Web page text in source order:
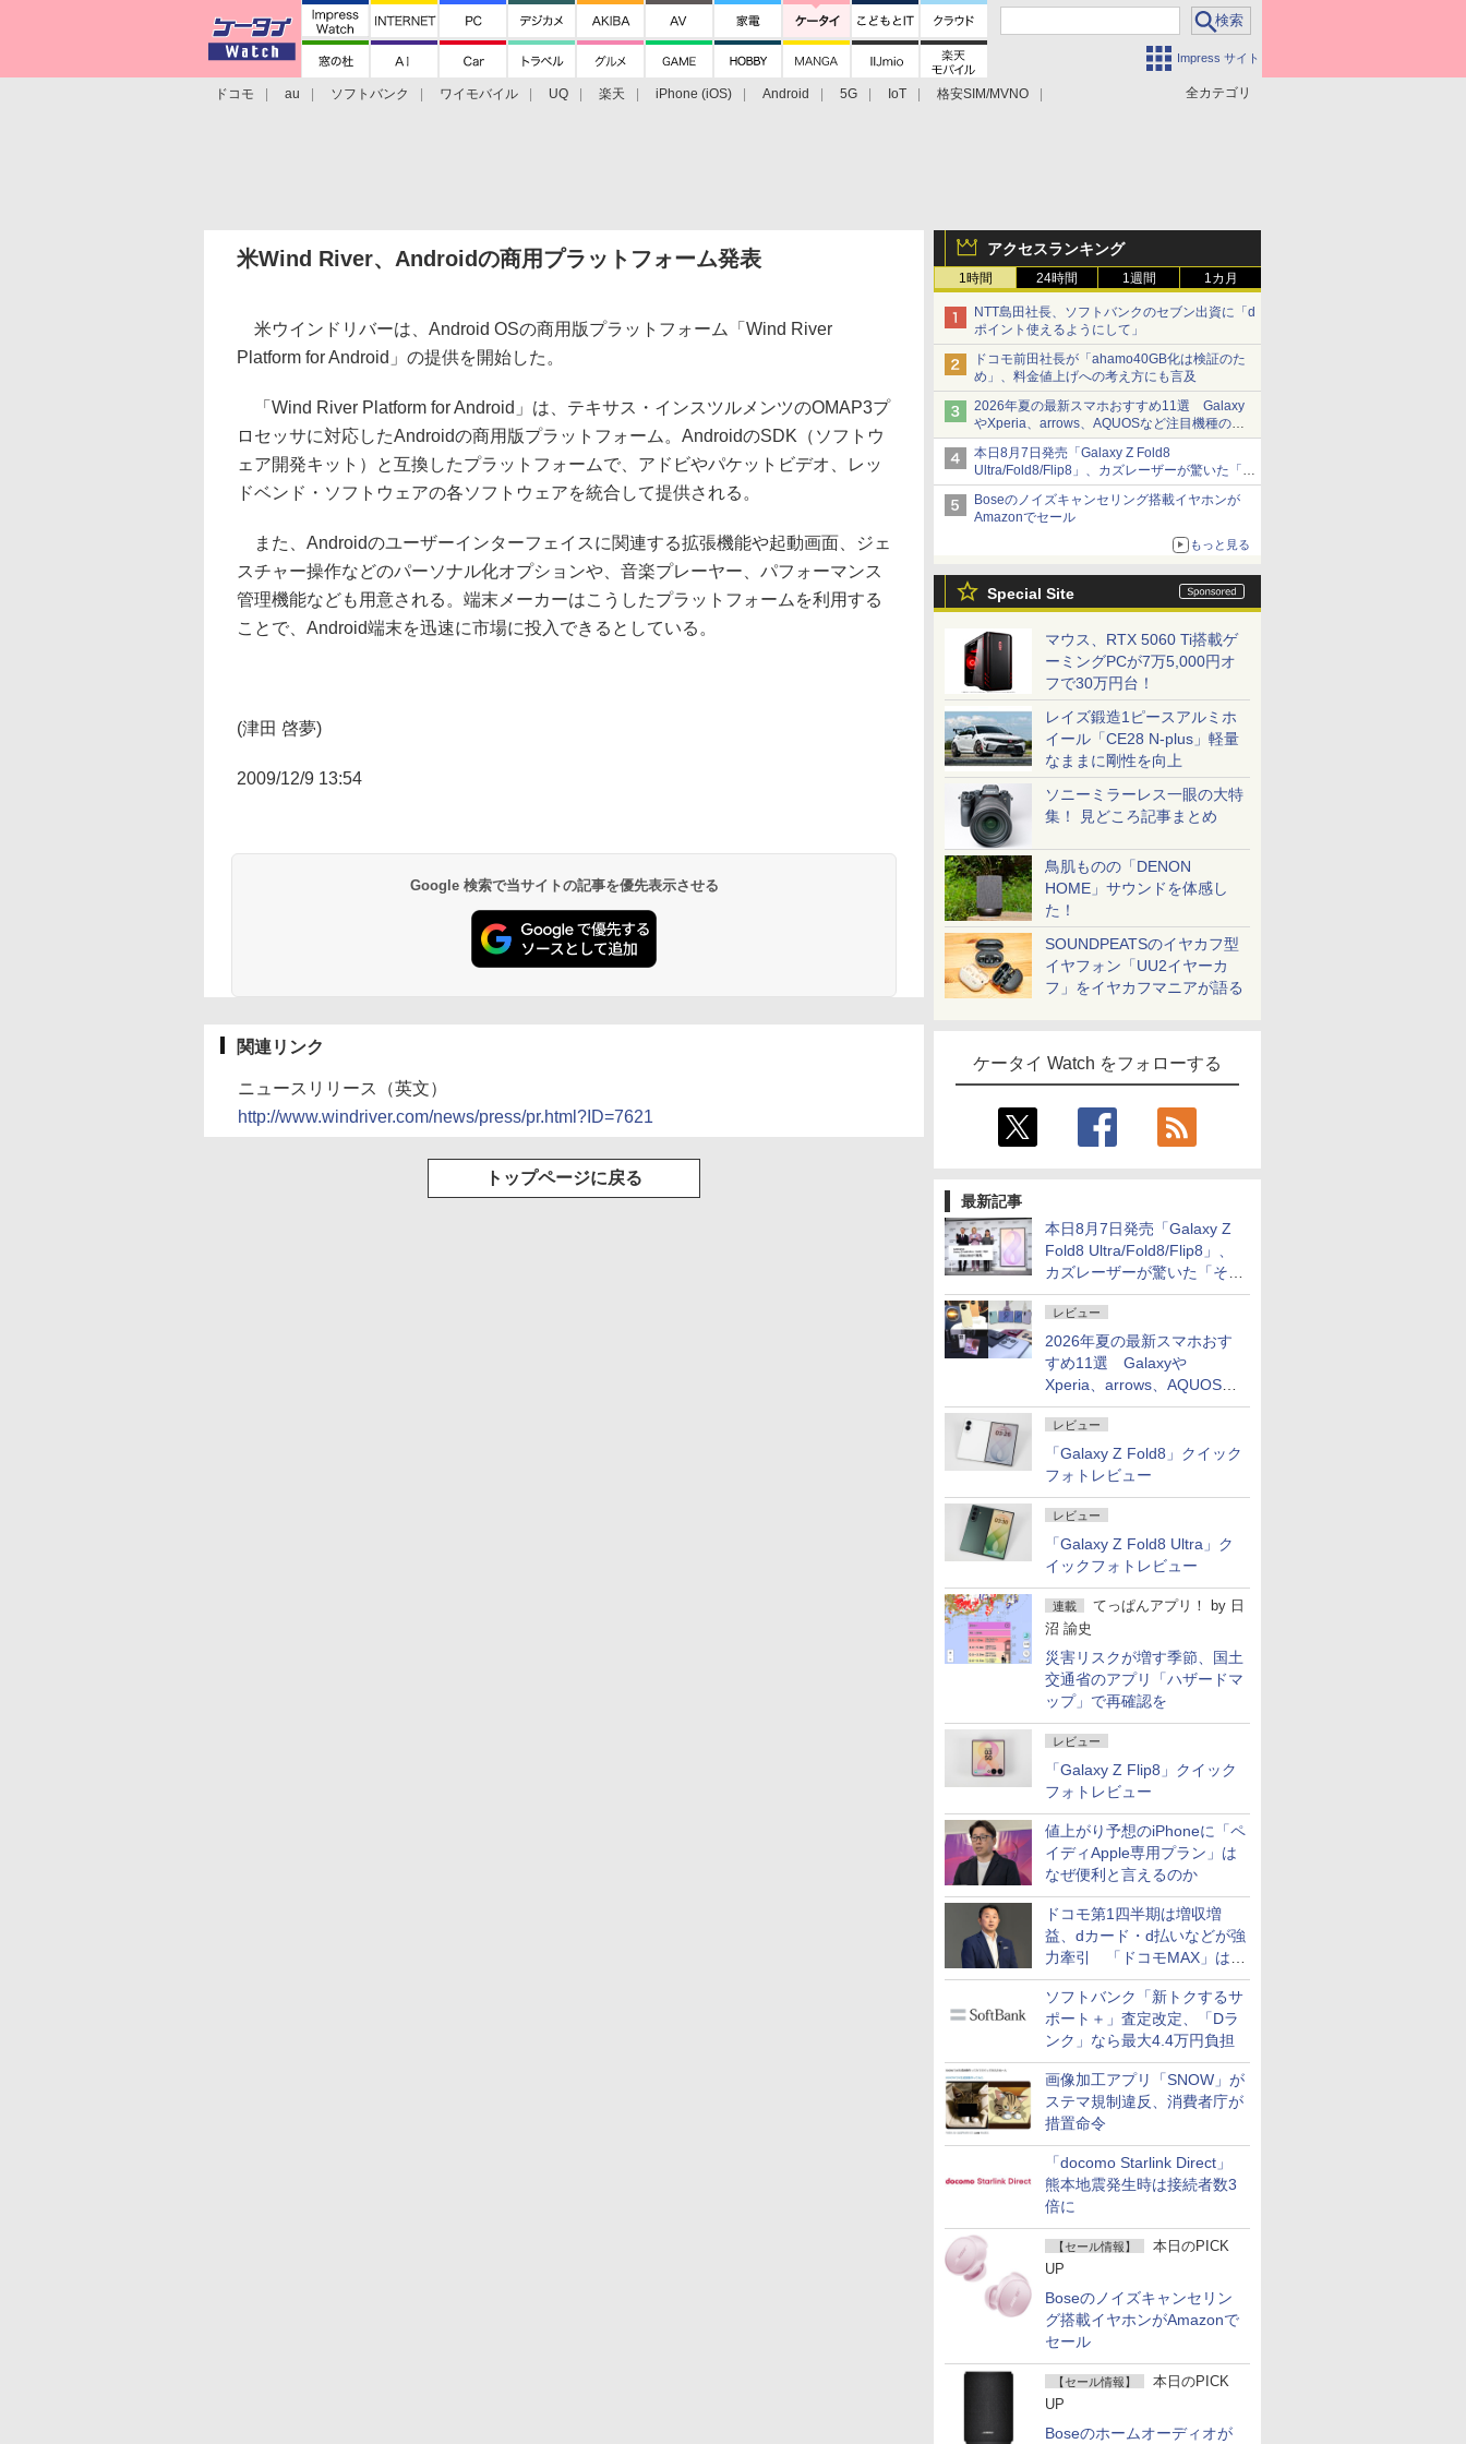
Impress サイト
全カテゴリ
ドコモ au ソフトバンク ワイモバイル UQ 楽天 iPhone (iOS) Android 5G IoT
格安SIM/MVNO
アクセスランキング
1時間 24時間 1週間 1カ月
NTT島田社長、ソフトバンクのセブン出資に「d
ポイント使えるようにして」
ドコモ前田社長が「ahamo40GB化は検証のた
め」、料金値上げへの考え方にも言及
2026年夏の最新スマホおすすめ11選 Galaxy
やXperia、arrows、AQUOSなど注目機種の特
徴は
本日8月7日発売「Galaxy Z Fold8
Ultra/Fold8/Flip8」、カズレーザーが驚いた「そ
ば屋のメニュー並みの薄さ」
Boseのノイズキャンセリング搭載イヤホンが
Amazonでセール
もっと見る
Special Site
マウス、RTX 5060 Ti搭載ゲ
ーミングPCが7万5,000円オ
フで30万円台！
レイズ鍛造1ピースアルミホ
イール「CE28 N-plus」軽量
なままに剛性を向上
ソニーミラーレス一眼の大特
集！ 見どころ記事まとめ
鳥肌ものの「DENON
HOME」サウンドを体感し
た！
SOUNDPEATSのイヤカフ型
イヤフォン「UU2イヤーカ
フ」をイヤカフマニアが語る
ケータイ Watch をフォローする
最新記事
本日8月7日発売「Galaxy Z
Fold8 Ultra/Fold8/Flip8」、
カズレーザーが驚いた「そば
屋のメニュー並みの薄さ」
レビュー
2026年夏の最新スマホおす
すめ11選 Galaxyや
Xperia、arrows、AQUOSな
ど注目機種の特徴は
レビュー
「Galaxy Z Fold8」クイック
フォトレビュー
レビュー
「Galaxy Z Fold8 Ultra」ク
イックフォトレビュー
連載 てっぱんアプリ！ by 日
沼 諭史
災害リスクが増す季節、国土
交通省のアプリ「ハザードマ
ップ」で再確認を
レビュー
「Galaxy Z Flip8」クイック
フォトレビュー
値上がり予想のiPhoneに「ペ
イディApple専用プラン」は
なぜ便利と言えるのか
ドコモ第1四半期は増収増
益、dカード・d払いなどが強
力牽引 「ドコモMAX」は
400万契約突破
ソフトバンク「新トクするサ
ポート＋」査定改定、「Dラ
ンク」なら最大4.4万円負担
画像加工アプリ「SNOW」が
ステマ規制違反、消費者庁が
措置命令
「docomo Starlink Direct」
熊本地震発生時は接続者数3
倍に
【セール情報】
本日のPICK
UP
Boseのノイズキャンセリン
グ搭載イヤホンがAmazonで
セール
【セール情報】
本日のPICK
UP
Boseのホームオーディオが
米Wind River、Androidの商用プラットフォーム発表
米ウインドリバーは、Android OSの商用版プラットフォーム「Wind River
Platform for Android」の提供を開始した。
「Wind River Platform for Android」は、テキサス・インスツルメンツのOMAP3プ
ロセッサに対応したAndroidの商用版プラットフォーム。AndroidのSDK（ソフトウ
ェア開発キット）と互換したプラットフォームで、アドビやパケットビデオ、レッ
ドベンド・ソフトウェアの各ソフトウェアを統合して提供される。
また、Androidのユーザーインターフェイスに関連する拡張機能や起動画面、ジェ
スチャー操作などのパーソナル化オプションや、音楽プレーヤー、パフォーマンス
管理機能なども用意される。端末メーカーはこうしたプラットフォームを利用する
ことで、Android端末を迅速に市場に投入できるとしている。
(津田 啓夢)
2009/12/9 13:54
Google 検索で当サイトの記事を優先表示させる
関連リンク
ニュースリリース（英文）
http://www.windriver.com/news/press/pr.html?ID=7621
トップページに戻る